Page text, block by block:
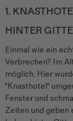
1.
HINTER
Einmal wie ein
Verbrechen? Im
möglich. Hier
"Knasthotel"
Fenster und
Zeiten und geben